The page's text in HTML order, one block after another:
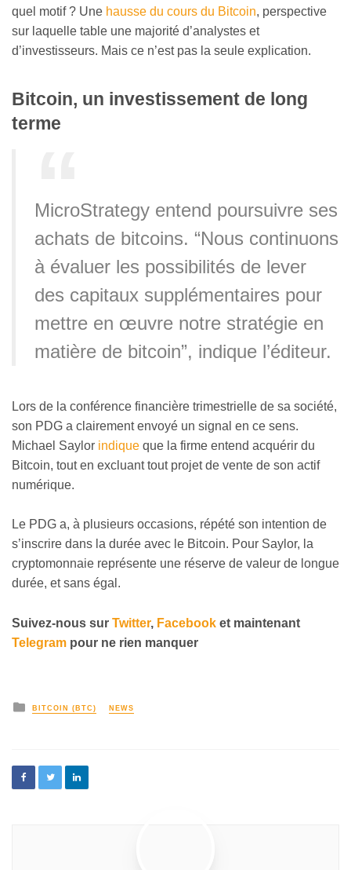
quel motif ? Une hausse du cours du Bitcoin, perspective
sur laquelle table une majorité d’analystes et
d’investisseurs. Mais ce n’est pas la seule explication.
Bitcoin, un investissement de long
terme
MicroStrategy entend poursuivre ses
achats de bitcoins. “Nous continuons
à évaluer les possibilités de lever
des capitaux supplémentaires pour
mettre en œuvre notre stratégie en
matière de bitcoin”, indique l’éditeur.
Lors de la conférence financière trimestrielle de sa société,
son PDG a clairement envoyé un signal en ce sens.
Michael Saylor indique que la firme entend acquérir du
Bitcoin, tout en excluant tout projet de vente de son actif
numérique.
Le PDG a, à plusieurs occasions, répété son intention de
s’inscrire dans la durée avec le Bitcoin. Pour Saylor, la
cryptomonnaie représente une réserve de valeur de longue
durée, et sans égal.
Suivez-nous sur Twitter, Facebook et maintenant
Telegram pour ne rien manquer
BITCOIN (BTC) NEWS